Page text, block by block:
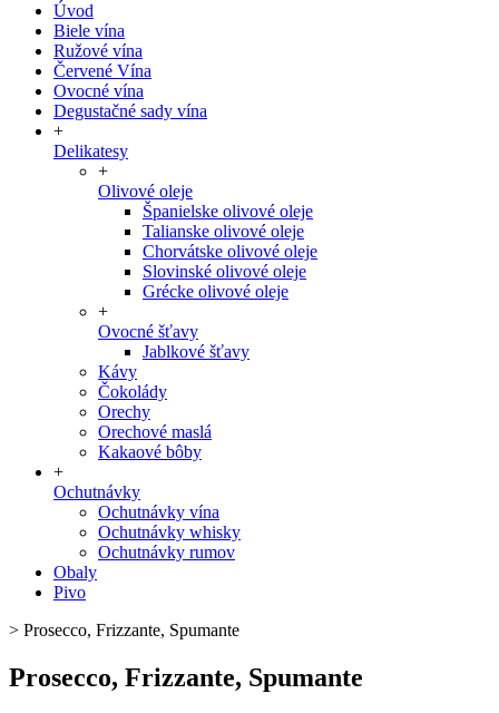
Úvod
Biele vína
Ružové vína
Červené Vína
Ovocné vína
Degustačné sady vína
+
Delikatesy
+
Olivové oleje
Španielske olivové oleje
Talianske olivové oleje
Chorvátske olivové oleje
Slovinské olivové oleje
Grécke olivové oleje
+
Ovocné šťavy
Jablkové šťavy
Kávy
Čokolády
Orechy
Orechové maslá
Kakaové bôby
+
Ochutnávky
Ochutnávky vína
Ochutnávky whisky
Ochutnávky rumov
Obaly
Pivo
> Prosecco, Frizzante, Spumante
Prosecco, Frizzante, Spumante